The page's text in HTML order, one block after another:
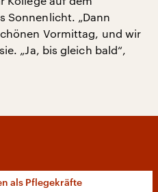
Sonnenlicht. „Dann
Vormittag, und wir
„Ja, bis gleich bald“,
als Pflegekräfte